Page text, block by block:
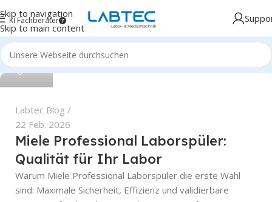
Skip to navigation
Skip to main content
KI Fachberater
Labtec
Labtec Blog
22 Feb. 2026
Miele Professional Laborspüler:
Qualität für Ihr Labor
Warum Miele Professional Laborspüler die erste Wahl
sind: Maximale Sicherheit, Effizienz und validierbare